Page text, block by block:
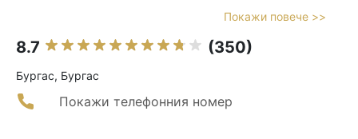
Покажи повече >>
8.7 (350)
Бургас, Бургас
Покажи телефонния номер